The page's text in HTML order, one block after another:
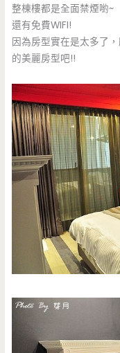
整棟樓都是全面禁煙喲~
還有免費WIFI!
因為房型實在是太多了
的美麗房型吧!!